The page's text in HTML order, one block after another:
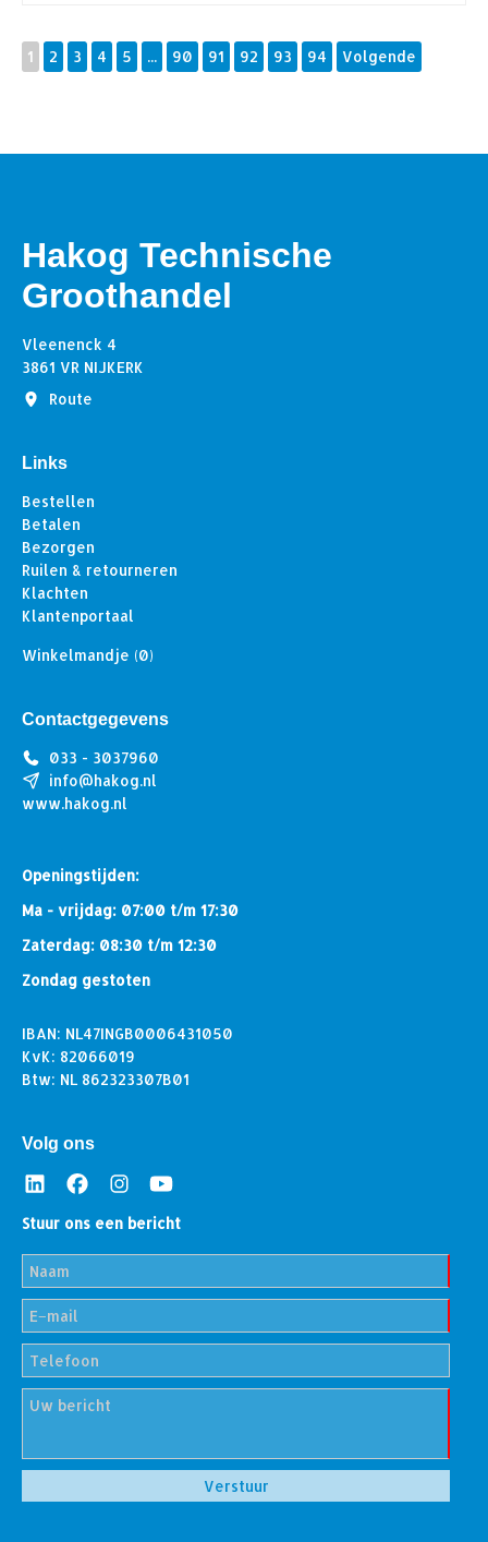
1 2 3 4 5 ... 90 91 92 93 94 Volgende
Hakog Technische
Groothandel
Vleenenck 4
3861 VR NIJKERK
Route
Links
Bestellen
Betalen
Bezorgen
Ruilen & retourneren
Klachten
Klantenportaal
Winkelmandje (0)
Contactgegevens
033 - 3037960
info@hakog.nl
www.hakog.nl
Openingstijden:
Ma - vrijdag: 07:00 t/m 17:30
Zaterdag: 08:30 t/m 12:30
Zondag gestoten
IBAN: NL47INGB0006431050
KvK: 82066019
Btw: NL 862323307B01
Volg ons
Stuur ons een bericht